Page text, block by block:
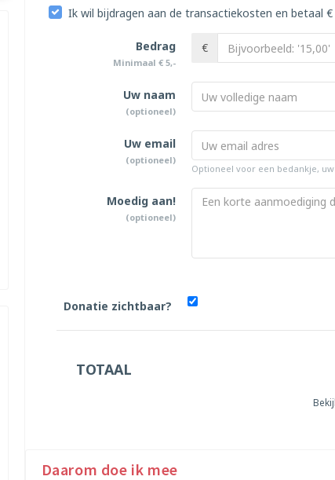
Ik wil bijdragen aan de transactiekosten en betaal
Bedrag
Minimaal € 5,-
€
Uw naam
(optioneel)
Uw email
(optioneel)
Optioneel voor een bedankje,
Moedig aan!
(optioneel)
Donatie zichtbaar?
TOTAAL
Daarom doe ik mee